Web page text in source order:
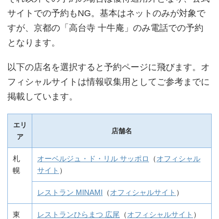
サイトでの予約もNG。基本はネットのみが対象で
すが、京都の「高台寺 十牛庵」のみ電話での予約
となります。
以下の店名を選択すると予約ページに飛びます。オ
フィシャルサイトは情報収集用としてご参考までに
掲載しています。
エリ
ア
店舗名
札
幌
オーベルジュ・ド・リル サッポロ （オフィシャル
サイト ）
レストラン MINAMI （オフィシャルサイト ）
東
レストランひらまつ 広尾 （オフィシャルサイト ）